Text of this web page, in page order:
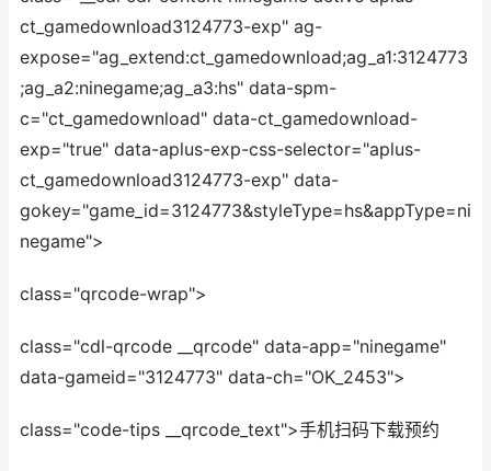
ct_gamedownload3124773-exp" ag-
expose="ag_extend:ct_gamedownload;ag_a1:3124773
;ag_a2:ninegame;ag_a3:hs" data-spm-
c="ct_gamedownload" data-ct_gamedownload-
exp="true" data-aplus-exp-css-selector="aplus-
ct_gamedownload3124773-exp" data-
gokey="game_id=3124773&styleType=hs&appType=ni
negame">
class="qrcode-wrap">
class="cdl-qrcode __qrcode" data-app="ninegame"
data-gameid="3124773" data-ch="OK_2453">
class="code-tips __qrcode_text">手机扫码下载预约